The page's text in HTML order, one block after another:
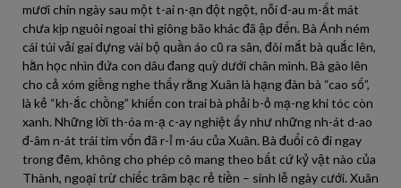
mươi chín ngày sau một t-ai n-ạn đột ngột, nỗi đ-au m-ất mát
chưa kịp nguôi ngoai thì giông bão khác đã ập đến. Bà Ánh ném
cái túi vải gai đựng vài bộ quần áo cũ ra sân, đôi mắt bà quắc lên,
hằn học nhìn đứa con dâu đang quỳ dưới chân mình. Bà gào lên
cho cả xóm giềng nghe thấy rằng Xuân là hạng đàn bà “cao số”,
là kẻ “kh-ắc chồng” khiến con trai bà phải b-ỏ mạ-ng khi tóc còn
xanh. Những lời th-óa m-ạ c-ay nghiệt ấy như những nh-át d-ao
đ-âm n-át trái tim vốn đã r-ỉ m-áu của Xuân. Bà đuổi cô đi ngay
trong đêm, không cho phép cô mang theo bất cứ kỷ vật nào của
Thành, ngoại trừ chiếc trâm bạc rẻ tiền – sính lễ ngày cưới. Xuân